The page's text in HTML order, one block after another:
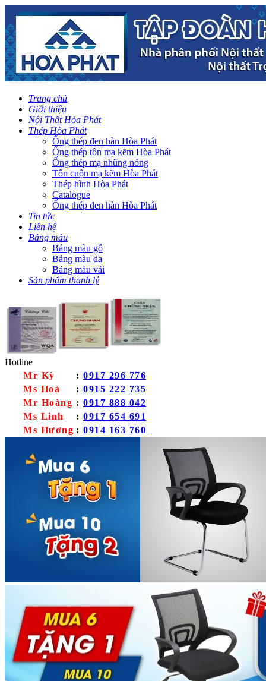
Trang chủ
Giới thiệu
Nội Thất Hòa Phát
Thép Hòa Phát
Ống thép đen hàn Hòa Phát
Ống thép tôn mạ kẽm Hòa Phát
Ống thép mạ nhũng nóng
Tôn cuộn mạ kẽm Hòa Phát
Thép hình Hòa Phát
Catalogue
Ống thép đen hàn Hòa Phát
Tin tức
Liên hệ
Bảng màu
Bảng màu gỗ
Bảng màu da
Bảng màu vải
Sản phẩm thanh lý
Hotline
Mr Kỳ
: 0917 296 776
Ms Hoà
: 0915 222 735
Mr Hoàng : 0917 888 042
Ms Linh
: 0917 654 691
Ms Hương : 0914 163 760